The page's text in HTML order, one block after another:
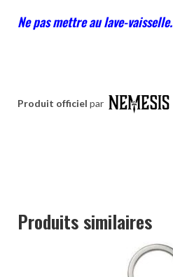
Ne pas mettre au lave-vaisselle.
Produit officiel par
Produits similaires